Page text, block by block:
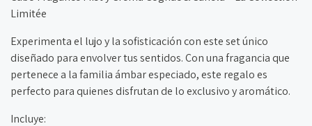
Limitée
Experimenta el lujo y la sofisticación con este set único
diseñado para envolver tus sentidos. Con una fragancia que
pertenece a la familia ámbar especiado, este regalo es
perfecto para quienes disfrutan de lo exclusivo y aromático.
Incluye: